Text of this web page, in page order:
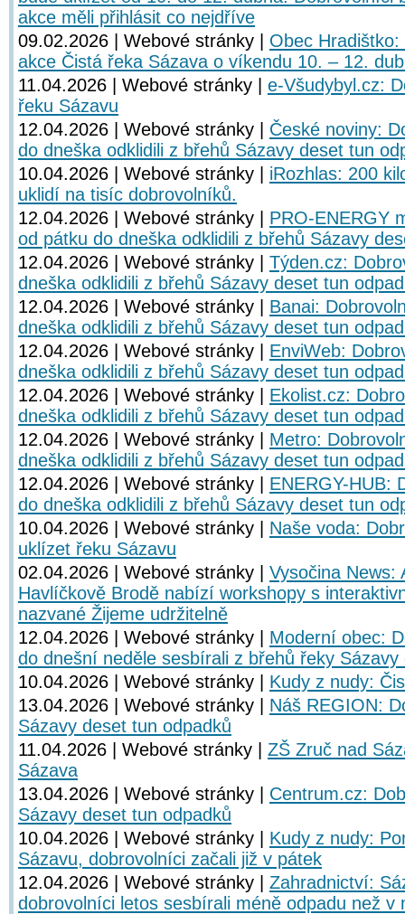
akce měli přihlásit co nejdříve
09.02.2026 | Webové stránky | Obec
akce Čistá řeka Sázava o víkendu 10. – 12.
11.04.2026 | Webové stránky | e-Všudybyl.cz:
řeku Sázavu
12.04.2026 | Webové stránky | České noviny:
do dneška odklidili z břehů Sázavy deset tun
10.04.2026 | Webové stránky | iRozhlas: 200
uklidí na tisíc dobrovolníků.
12.04.2026 | Webové stránky | PRO-ENERGY
od pátku do dneška odklidili z břehů Sázavy
12.04.2026 | Webové stránky | Týden.cz:
dneška odklidili z břehů Sázavy deset tun
12.04.2026 | Webové stránky | Banai:
dneška odklidili z břehů Sázavy deset tun
12.04.2026 | Webové stránky | EnviWeb:
dneška odklidili z břehů Sázavy deset tun
12.04.2026 | Webové stránky | Ekolist.cz:
dneška odklidili z břehů Sázavy deset tun
12.04.2026 | Webové stránky | Metro:
dneška odklidili z břehů Sázavy deset tun
12.04.2026 | Webové stránky | ENERGY-HUB:
do dneška odklidili z břehů Sázavy deset tun
10.04.2026 | Webové stránky | Naše voda:
uklízet řeku Sázavu
02.04.2026 | Webové stránky | Vysočina News:
Havlíčkově Brodě nabízí workshopy s
nazvané Žijeme udržitelně
12.04.2026 | Webové stránky | Moderní obec:
do dnešní neděle sesbírali z břehů řeky
10.04.2026 | Webové stránky | Kudy z nudy:
13.04.2026 | Webové stránky | Náš REGION:
Sázavy deset tun odpadků
11.04.2026 | Webové stránky | ZŠ Zruč nad
Sázava
13.04.2026 | Webové stránky | Centrum.cz:
Sázavy deset tun odpadků
10.04.2026 | Webové stránky | Kudy z nudy:
Sázavu, dobrovolníci začali již v pátek
12.04.2026 | Webové stránky | Zahradnictví:
dobrovolníci letos sesbírali méně odpadu než v